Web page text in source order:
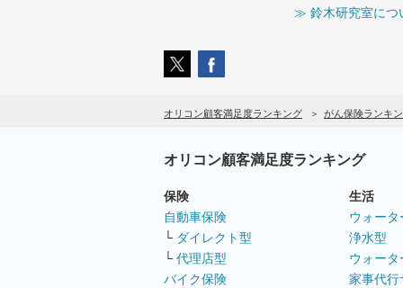
≫ 鈴木研究室につ
オリコン顧客満足度ランキング がん保険ランキ
オリコン顧客満足度ランキング
保険
自動車保険
└ ダイレクト型
└ 代理店型
バイク保険
生活
ウォー
浄水型
ウォー
家事代行